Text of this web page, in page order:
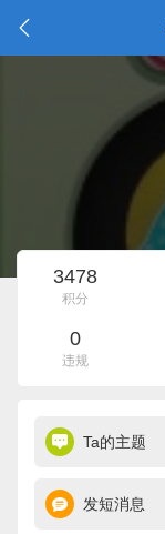
3478
积分
0
违规
Ta的主题
发短消息